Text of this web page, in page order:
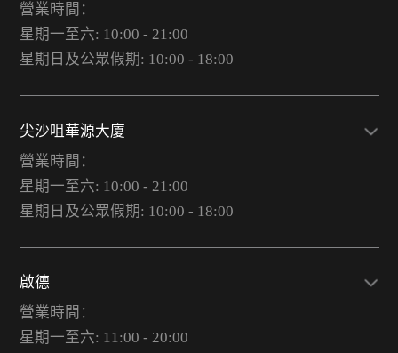
營業時間：
星期一至六: 10:00 - 21:00
星期日及公眾假期: 10:00 - 18:00
尖沙咀華源大廈
營業時間：
星期一至六: 10:00 - 21:00
星期日及公眾假期: 10:00 - 18:00
啟德
營業時間：
星期一至六: 11:00 - 20:00